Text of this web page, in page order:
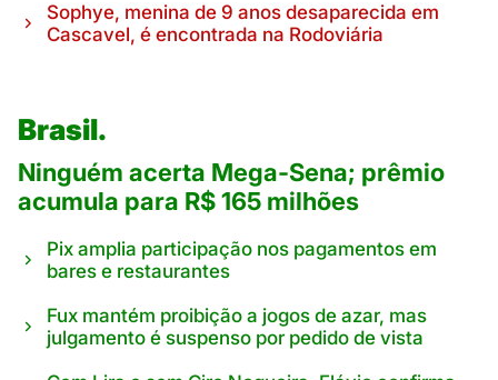
Sophye, menina de 9 anos desaparecida em
Cascavel, é encontrada na Rodoviária
Brasil.
Ninguém acerta Mega-Sena; prêmio
acumula para R$ 165 milhões
Pix amplia participação nos pagamentos em
bares e restaurantes
Fux mantém proibição a jogos de azar, mas
julgamento é suspenso por pedido de vista